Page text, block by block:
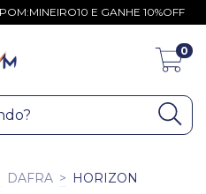
E GANHE 10%OFF
0
DAFRA > HORIZON